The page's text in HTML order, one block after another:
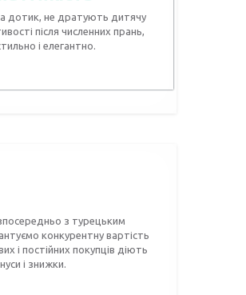
дотик, не дратують дитячу
після численних прань,
і елегантно.
з турецьким
конкурентну вартість
і постійних покупців діють
і знижки.